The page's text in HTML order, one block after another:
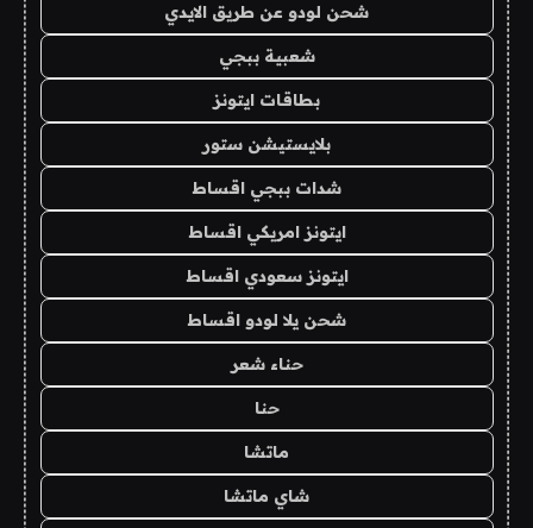
شحن لودو عن طريق الايدي
شعبية ببجي
بطاقات ايتونز
بلايستيشن ستور
شدات ببجي اقساط
ايتونز امريكي اقساط
ايتونز سعودي اقساط
شحن يلا لودو اقساط
حناء شعر
حنا
ماتشا
شاي ماتشا